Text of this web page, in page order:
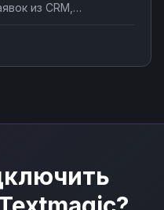
из CRM,
с системами
к вашим бизнес-
за